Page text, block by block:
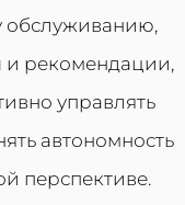
обслуживанию,
и рекомендации,
управлять
автономность
перспективе.